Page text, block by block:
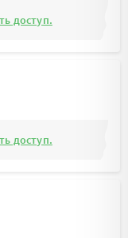
доступ.
доступ.